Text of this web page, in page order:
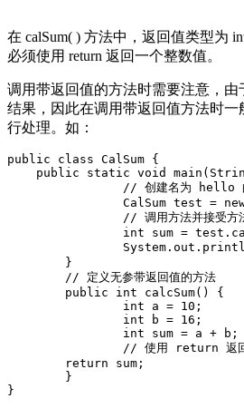
在 calSum( ) 方法中，返回值类型为
必须使用 return 返回一个整数值。
调用带返回值的方法时需要注意，
结果，因此在调用带返回值方法时
行处理。如：
public class CalSum {
public static void
        return sum;
}